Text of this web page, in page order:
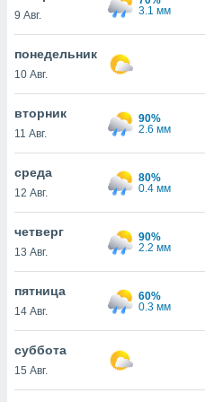
действия
рекламу
нашей
cookie
cookie
в
нашего
9 Авг.
3.1 мм
понедельник
10 Авг.
вторник
11 Авг.
90%
2.6 мм
среда
12 Авг.
80%
0.4 мм
четверг
13 Авг.
90%
2.2 мм
пятница
14 Авг.
60%
0.3 мм
суббота
15 Авг.